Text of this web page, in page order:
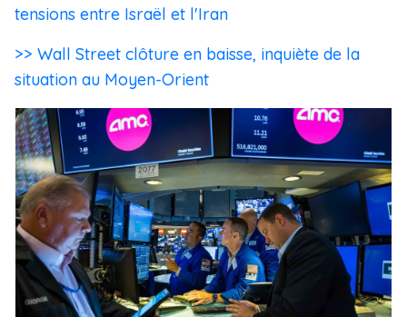
tensions entre Israël et l'Iran
>> Wall Street clôture en baisse, inquiète de la
situation au Moyen-Orient